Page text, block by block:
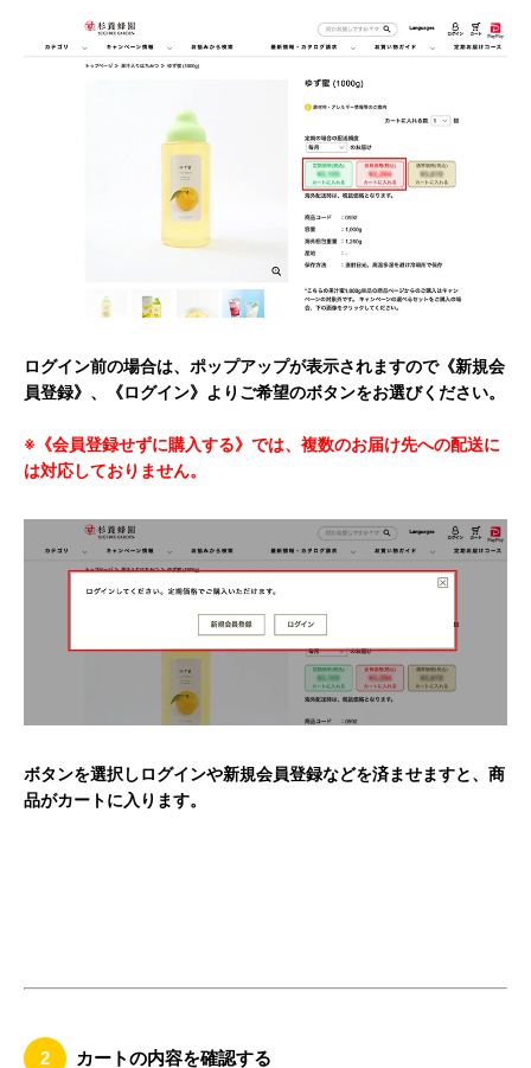
ログイン前の場合は、ポップアップが表示されますので《新規会
員登録》、《ログイン》よりご希望のボタンをお選びください。
※《会員登録せずに購入する》では、複数のお届け先への配送に
は対応しておりません。
ボタンを選択しログインや新規会員登録などを済ませますと、商
品がカートに入ります。
2 カートの内容を確認する